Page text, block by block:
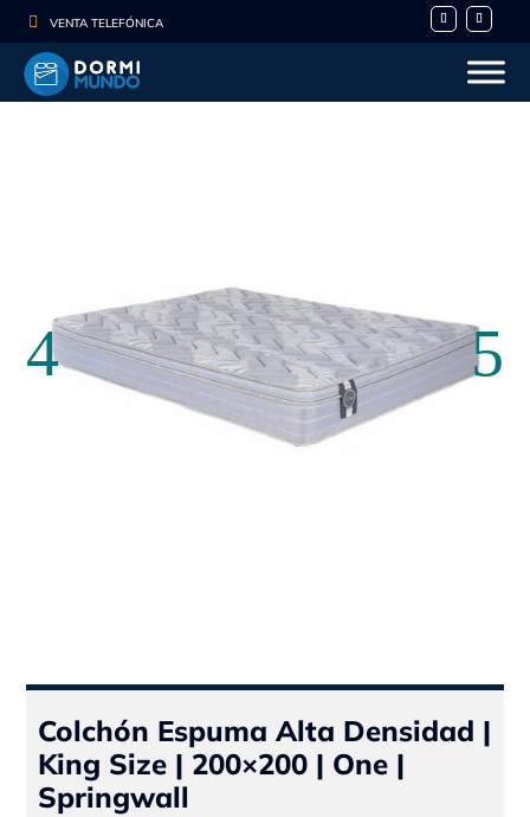
 VENTA TELEFÓNICA
Colchón Espuma Alta Densidad |
King Size | 200×200 | One |
Springwall